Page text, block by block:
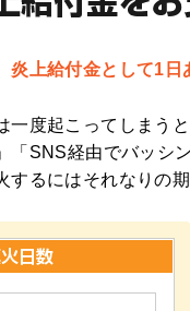
炎上給付金として1日
度起こってしまう
SNS経由でバッシ
るにはそれなりの